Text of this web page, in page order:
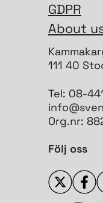
GDPR
About
111 40
Tel: 08-
Org.nr:
Följ oss